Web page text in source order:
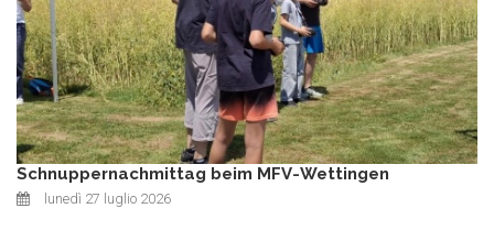
Schnuppernachmittag beim MFV-Wettingen
lunedì 27 luglio 2026